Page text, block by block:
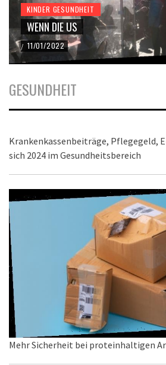
KINDER GESUNDHEIT
WENN DIE US
/ 11/01/2022
GESUNDHEIT
Krankenkassenbeiträge, Pflegegeld,
sich 2024 im Gesundheitsbereich
Mehr Sicherheit bei proteinhaltigen